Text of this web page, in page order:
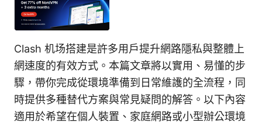
Clash 机场搭建是許多用戶提升網路隱私與整體上
網速度的有效方式。本篇文章將以實用、易懂的步
驟，帶你完成從環境準備到日常維護的全流程，同
時提供多種替代方案與常見疑問的解答。以下內容
適用於希望在個人裝置、家庭網路或小型辦公環境